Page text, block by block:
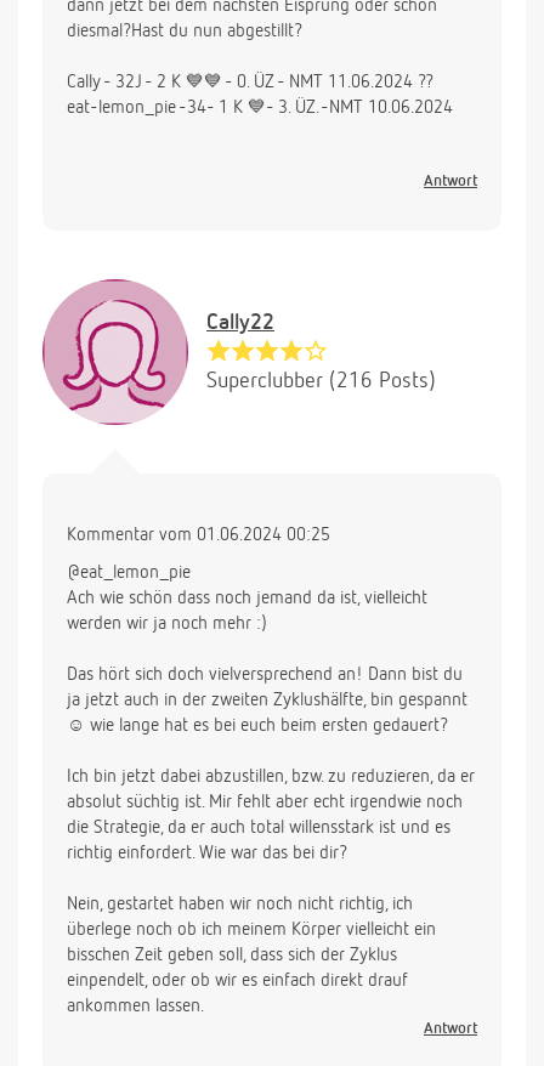
dann jetzt bei dem nächsten Eisprung oder schon
diesmal?Hast du nun abgestillt?
Cally - 32J - 2 K 💙💙 - 0. ÜZ - NMT 11.06.2024 ??
eat-lemon_pie -34- 1 K 💙- 3. ÜZ. -NMT 10.06.2024
Antwort
Cally22
Superclubber (216 Posts)
Kommentar vom 01.06.2024 00:25
@eat_lemon_pie
Ach wie schön dass noch jemand da ist, vielleicht
werden wir ja noch mehr :)
Das hört sich doch vielversprechend an! Dann bist du
ja jetzt auch in der zweiten Zyklushälfte, bin gespannt
☺️ wie lange hat es bei euch beim ersten gedauert?
Ich bin jetzt dabei abzustillen, bzw. zu reduzieren, da er
absolut süchtig ist. Mir fehlt aber echt irgendwie noch
die Strategie, da er auch total willensstark ist und es
richtig einfordert. Wie war das bei dir?
Nein, gestartet haben wir noch nicht richtig, ich
überlege noch ob ich meinem Körper vielleicht ein
bisschen Zeit geben soll, dass sich der Zyklus
einpendelt, oder ob wir es einfach direkt drauf
ankommen lassen.
Antwort